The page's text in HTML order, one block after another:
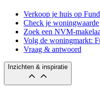
Verkoop je huis op
Check je woningwaarde
Zoek een NVM-
Volg de woningmarkt:
Vraag & antwoord
Inzichten & inspiratie